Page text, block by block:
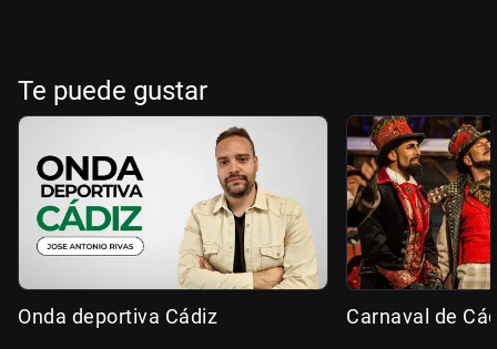
Te puede gustar
Onda deportiva Cádiz Carnaval de